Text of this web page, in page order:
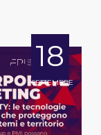
18
SETTEMBRE